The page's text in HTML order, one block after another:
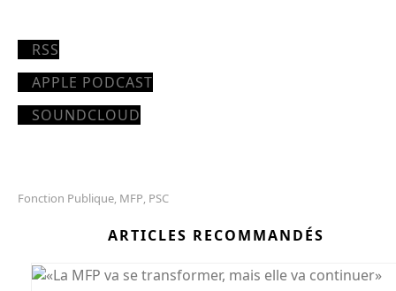
RSS
APPLE PODCAST
SOUNDCLOUD
Fonction Publique, MFP, PSC
ARTICLES RECOMMANDÉS